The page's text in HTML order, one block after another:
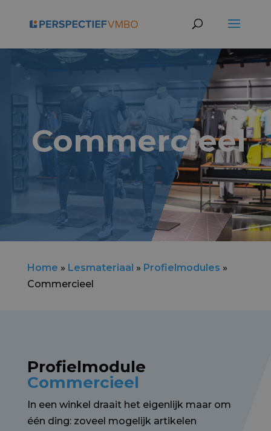
Commercieel
Home » Lesmateriaal » Profielmodules »
Commercieel
Profielmodule
Commercieel
In een winkel draait het eigenlijk maar om
één ding: zoveel mogelijk artikelen